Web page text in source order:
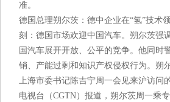
准。
德国总理朔尔茨：德中企业在“氢”技术
刻：德国市场欢迎中国汽车。朔尔茨强
国汽车展开开放、公平的竞争。他同时
销、产能过剩和知识产权侵权行为。朔
上海市委书记陈吉宁周一会见来沪访问
电视台（CGTN）报道，朔尔茨周一乘